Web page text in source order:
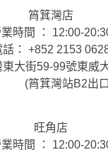
筲箕灣店
時間 ： 12:00-
話： +852 2153
大街59-99號東威
箕灣站B2出
旺角店
時間 ： 12:00-